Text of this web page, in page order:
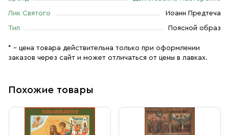
Лик Святого Иоанн Предтеча
Тип Поясной образ
* – цена товара действительна только при оформлении
заказов через сайт и может отличаться от цены в лавках.
Похожие товары